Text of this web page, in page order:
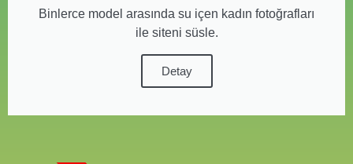
Binlerce model arasında su içen kadın fotoğrafları
ile siteni süsle.
Detay